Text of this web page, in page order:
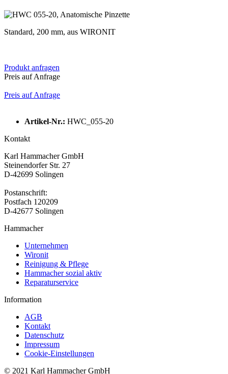
Standard, 200 mm, aus WIRONIT
Produkt anfragen
Preis auf Anfrage
Preis auf Anfrage
Artikel-Nr.: HWC_055-20
Kontakt
Karl Hammacher GmbH
Steinendorfer Str. 27
D-42699 Solingen
Postanschrift:
Postfach 120209
D-42677 Solingen
Hammacher
Unternehmen
Wironit
Reinigung & Pflege
Hammacher sozial aktiv
Reparaturservice
Information
AGB
Kontakt
Datenschutz
Impressum
Cookie-Einstellungen
© 2021 Karl Hammacher GmbH